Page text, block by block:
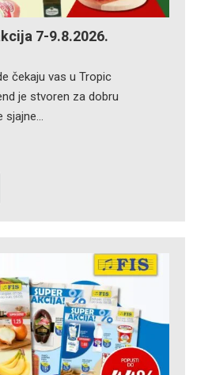
7-9.8.2026.
čekaju vas u Tropic
je stvoren za dobru
sjajne…